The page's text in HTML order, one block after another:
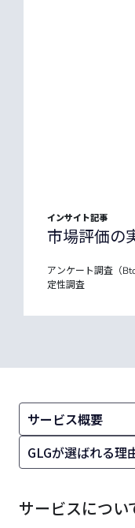
インサイト記事
市場評価の
アンケート調査（
定性調査
サービス概要
GLGが選ばれる理
サービスについ